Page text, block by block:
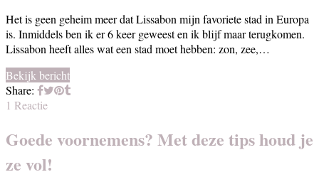
Het is geen geheim meer dat Lissabon mijn favoriete stad in Europa
is. Inmiddels ben ik er 6 keer geweest en ik blijf maar terugkomen.
Lissabon heeft alles wat een stad moet hebben: zon, zee,…
Bekijk bericht
Share:
1 Reactie
Goede voornemens? Met deze tips houd je
ze vol!